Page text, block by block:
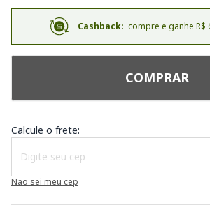
Cashback: compre e ganhe R$
COMPRAR
Calcule o frete:
Não sei meu cep